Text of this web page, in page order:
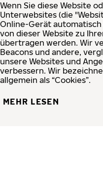
Wenn Sie diese Website
Unterwebsites (die
Online-Gerät
von dieser Website zu
übertragen werden. Wir
Beacons und andere,
unsere Websites und
verbessern. Wir
allgemein als “Cookies”.
MEHR LESEN